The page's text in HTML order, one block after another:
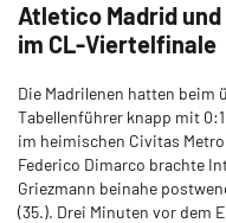
Atletico Madrid
im CL-Viertelfinale
Die Madrilenen hatten beim
Tabellenführer knapp mit
im heimischen Civitas
Federico Dimarco brachte
Griezmann beinahe
(35.). Drei Minuten vor dem